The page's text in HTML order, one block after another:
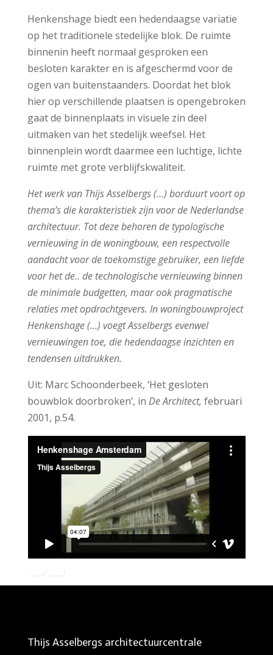
Henkenshage biedt een hedendaagse variatie
op het traditionele stedelijke blok. De ruimte
binnenin heeft normaal gesproken een
besloten karakter en is afgeschermd voor de
ogen van buitenstaanders. Doordat het blok
hier op verschillende plaatsen is opengebroken
gaat de binnenplaats in visuele zin deel
uitmaken van het stedelijk weefsel. Het
binnenplein wordt daarmee een luchtige, lichte
ruimte met grote verblijfskwaliteit.
Het werk van Thijs Asselbergs (…) borduurt voort op
thema’s die karakteristiek zijn voor de Nederlandse
architectuur. Tot deze behoren de typologische
vernieuwing in de woningbouw, een respectvolle
aandacht voor de toekomstige gebruiker, een liefde
voor het de.. de technologische vernieuwing binnen
de minimale budgetten, maar ook pragmatische
relaties met opdrachtgevers. In woningbouwproject
Henkenshage (…) voegt Asselbergs evenwel
vernieuwingen toe, die hedendaagse inzichten en
tendensen uitdrukken.
Uit: Marc Schoonderbeek, ‘Het gesloten
bouwblok doorbroken’, in De Architect, februari
2001, p.54.
Thijs Asselbergs architectuurcentrale